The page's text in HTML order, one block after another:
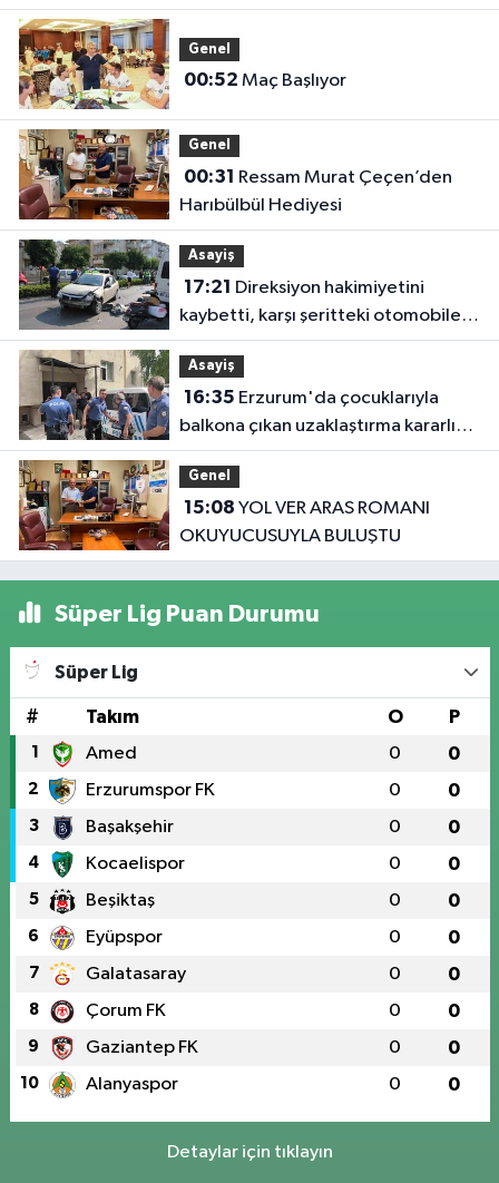
Genel
00:52 Maç Başlıyor
Genel
00:31
Harıbülbül Hediyesi
Asayiş
17:21
kaybetti, karşı şeritteki otomobile
çarptı
Asayiş
16:35
balkona çıkan uzaklaştırma kararlı
koca ikna edildi
Genel
15:08
OKUYUCUSUYLA BULUŞTU
Süper Lig Puan Durumu
Süper Lig
# Takım O P
1 Amed 0 0
2 Erzurumspor FK 0 0
3 Başakşehir 0 0
4 Kocaelispor 0 0
5 Beşiktaş 0 0
6 Eyüpspor 0 0
7 Galatasaray 0 0
8 Çorum FK 0 0
9 Gaziantep FK 0 0
10 Alanyaspor 0 0
Detaylar için tıklayın